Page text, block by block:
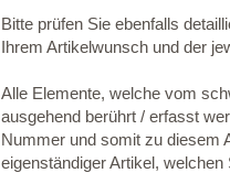
Bitte prüfen Sie ebenfalls
Ihrem Artikelwunsch und der
Alle Elemente, welche vom
ausgehend berührt / erfasst
Nummer und somit zu diesem
eigenständiger Artikel, welchen